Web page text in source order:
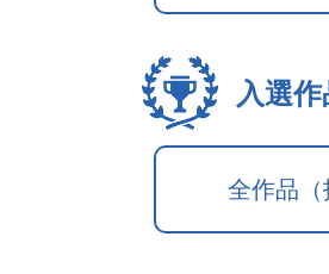
入選作
全作品（